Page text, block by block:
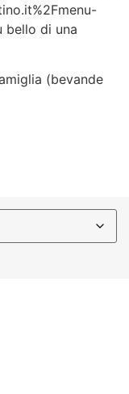
bello di una
(bevande